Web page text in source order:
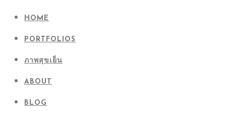
HOME
PORTFOLIOS
ภาพสุขเย็น
ABOUT
BLOG